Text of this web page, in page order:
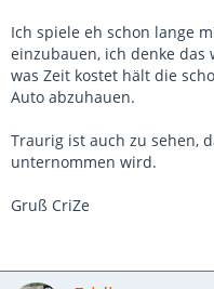
Ich spiele eh schon lange
einzubauen, ich denke das
was Zeit kostet hält die
Auto abzuhauen.
Traurig ist auch zu sehen,
unternommen wird.
Gruß CriZe